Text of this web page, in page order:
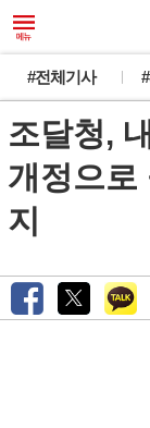
#전체기사
조달청,
개정으로
지